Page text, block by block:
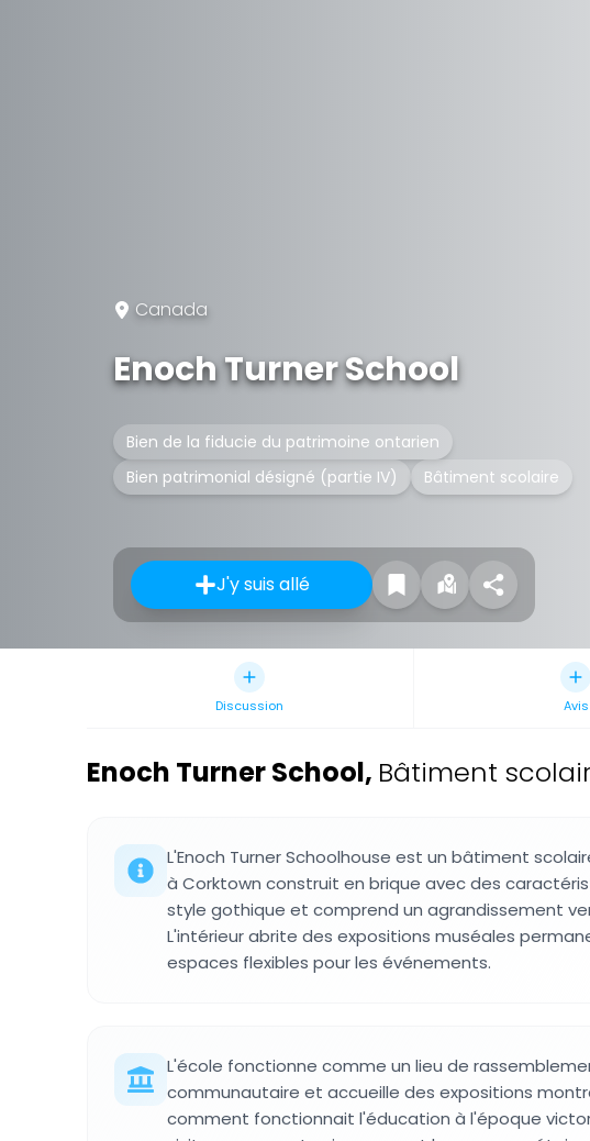
Canada
Enoch Turner School
Bien de la fiducie du patrimoine ontarien
Bien patrimonial désigné (partie IV)
Bâtiment scolaire
J'y suis allé
Discussion Avis
Enoch Turner School, Bâtiment
L'Enoch Turner Schoolhouse est un bâtiment
à Corktown construit en brique avec des
style gothique et comprend un agrandissement
L'intérieur abrite des expositions muséales
espaces flexibles pour les événements.
L'école fonctionne comme un lieu de
communautaire et accueille des expositions
comment fonctionnait l'éducation à l'époque